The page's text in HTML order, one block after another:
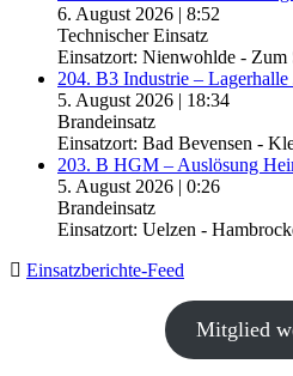
6. August 2026 | 8:52
Technischer Einsatz
Einsatzort: Nienwohlde - Zum
204. B3 Industrie –
5. August 2026 | 18:34
Brandeinsatz
Einsatzort: Bad Bevensen -
203. B HGM – Auslösung
5. August 2026 | 0:26
Brandeinsatz
Einsatzort: Uelzen -
Einsatzberichte-Feed
Mitglied